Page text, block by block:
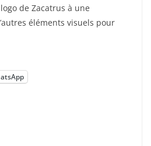
de Zacatrus à une
éléments visuels pour